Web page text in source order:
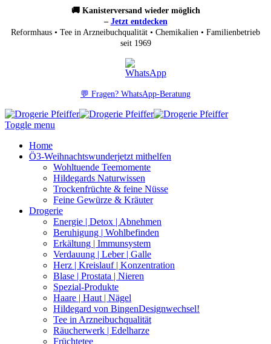
🚚 Kanisterversand wieder möglich
– Jetzt entdecken
Reformhaus • Tee in Arzneibuchqualität • Chemikalien • Familienbetrieb
seit 1969
💬 Fragen? WhatsApp-Beratung
Toggle menu
Home
Ö3-Weihnachtswunderjetzt mithelfen
Wohltuende Teemomente
Hildegards Naturwissen
Trockenfrüchte & feine Nüsse
Feine Gewürze & Kräuter
Drogerie
Energie | Detox | Abnehmen
Beruhigung | Wohlbefinden
Erkältung | Immunsystem
Verdauung | Leber | Galle
Herz | Kreislauf | Konzentration
Blase | Prostata | Nieren
Spezial-Produkte
Haare | Haut | Nägel
Hildegard von BingenDesignwechsel!
Tee in Arzneibuchqualität
Räucherwerk | Edelharze
Früchtetee